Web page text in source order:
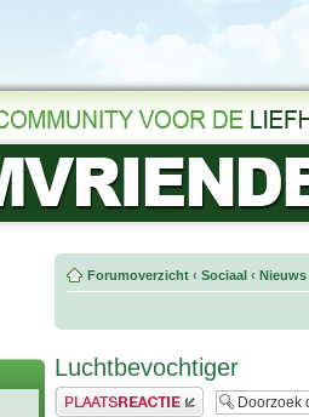
Forumoverzicht ‹ Sociaal ‹
Luchtbevochtiger
Plaats een reactie